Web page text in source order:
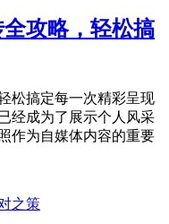
攻略，轻松搞
松搞定每一次精彩呈现
经成为了展示个人风采
作为自媒体内容的重要